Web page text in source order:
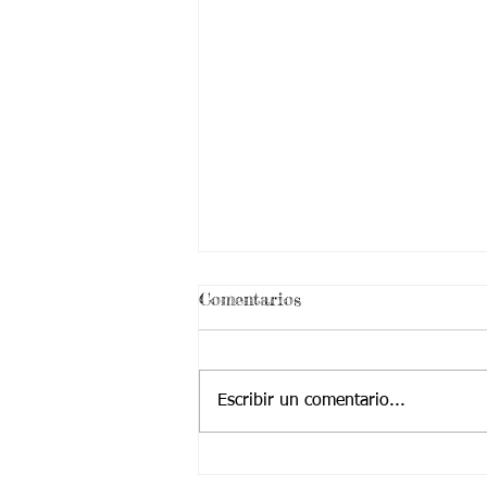
Comentarios
Escribir un comentario...